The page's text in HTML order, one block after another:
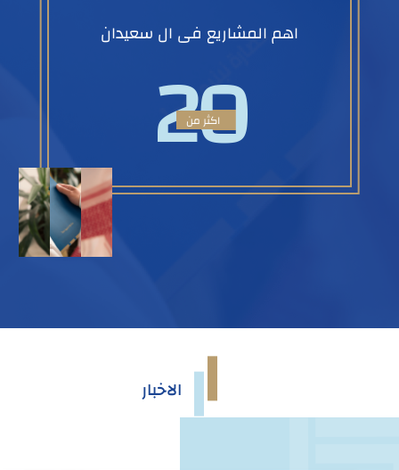
اهم المشاريع فى ال سعيدان
20
اكثر من
الاخبار